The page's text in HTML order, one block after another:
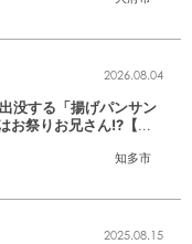
知多市
2026.08.04
没する「揚げパンサン
お祭りお兄さん!?【ち
2025.08.15